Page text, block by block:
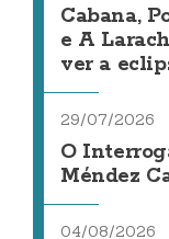
Cabana,
e A
ver a
29/07/2026
O
Méndez
04/08/2026